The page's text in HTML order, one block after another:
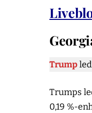
Trump
Trumps
0,19 %-